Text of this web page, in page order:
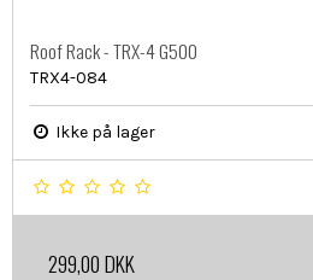
Roof Rack - TRX-4 G500
TRX4-084
Ikke på lager
299,00 DKK